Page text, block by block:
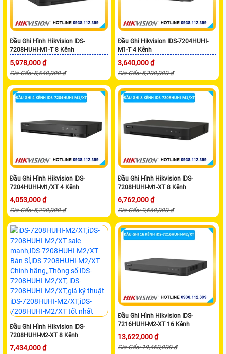
Đầu Ghi Hình Hikvision IDS-
7208HUHI-M1-T 8 Kênh
5,978,000 ₫
Giá Gốc: 8,540,000 ₫
Đầu Ghi Hikvision IDS-7204HUHI-
M1-T 4 Kênh
3,640,000 ₫
Giá Gốc: 5,200,000 ₫
Đầu Ghi Hình Hikvision IDS-
7204HUHI-M1/XT 4 Kênh
4,053,000 ₫
Giá Gốc: 5,790,000 ₫
Đầu Ghi Hình Hikvision IDS-
7208HUHI-M1-XT 8 Kênh
6,762,000 ₫
Giá Gốc: 9,660,000 ₫
Đầu Ghi Hình Hikvision IDS-
7208HUHI-M2-XT 8 Kênh
7,434,000 ₫
Đầu Ghi Hình Hikvision IDS-
7216HUHI-M2-XT 16 Kênh
13,622,000 ₫
Giá Gốc: 19,460,000 ₫